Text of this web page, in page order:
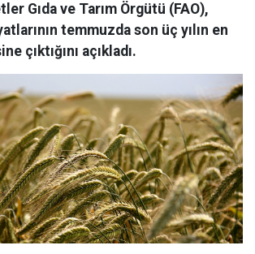
Gıda ve Tarım Örgütü (FAO),
temmuzda son üç yılın en
çıktığını açıkladı.